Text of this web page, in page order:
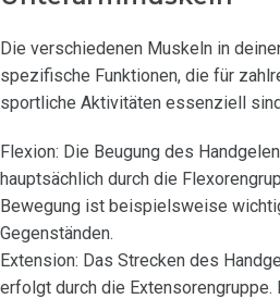
Die verschiedenen Muskeln in
spezifische Funktionen, die für
sportliche Aktivitäten essenziell
Flexion: Die Beugung des
hauptsächlich durch die
Bewegung ist beispielsweise
Gegenständen.
Extension: Das Strecken des
erfolgt durch die